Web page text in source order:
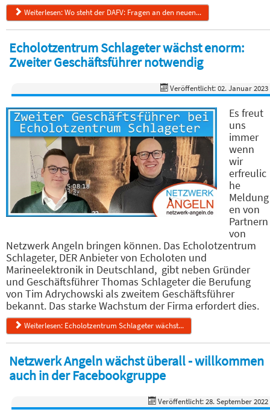
Weiterlesen: Wo steht der DAFV: Fragen an den neuen...
Echolotzentrum Schlageter wächst enorm:
Zweiter Geschäftsführer notwendig
Veröffentlicht: 02. Januar 2023
Es freut
uns
immer
wenn
wir
erfreulic
he
Meldung
en von
Partnern
von
Netzwerk Angeln bringen können. Das Echolotzentrum
Schlageter, DER Anbieter von Echoloten und
Marineelektronik in Deutschland, gibt neben Gründer
und Geschäftsführer Thomas Schlageter die Berufung
von Tim Adrychowski als zweitem Geschäftsführer
bekannt. Das starke Wachstum der Firma erfordert dies.
Weiterlesen: Echolotzentrum Schlageter wächst...
Netzwerk Angeln wächst überall - willkommen
auch in der Facebookgruppe
Veröffentlicht: 28. September 2022